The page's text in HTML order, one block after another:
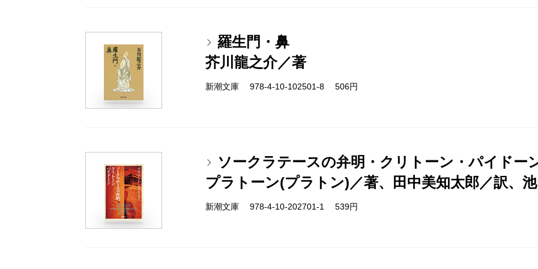
羅生門・鼻
芥川龍之介／著
新潮文庫 978-4-10-102501-8 506円
ソークラテースの弁明・クリトーン・パイドー
プラトーン(プラトン)／著、田中美知太郎／訳、
新潮文庫 978-4-10-202701-1 539円